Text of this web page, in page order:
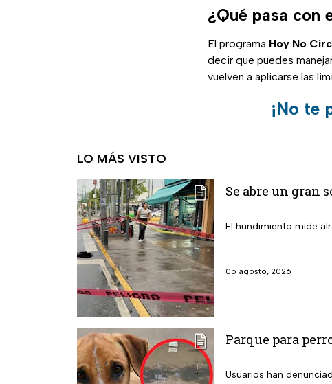
¿Qué pasa con
El programa Hoy No
decir que puedes
vuelven a aplicarse las
¡No te
LO MÁS VISTO
Se abre un gran
El hundimiento mide
05 agosto, 2026
Parque para
Usuarios han